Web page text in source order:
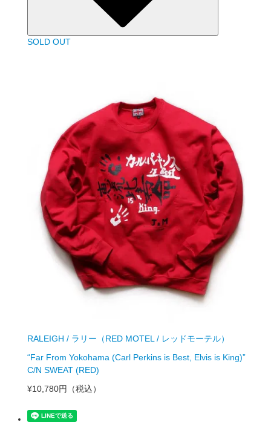
SOLD OUT
RALEIGH / ラリー（RED MOTEL / レッドモーテル）
“Far From Yokohama (Carl Perkins is Best, Elvis is King)”
C/N SWEAT (RED)
¥10,780円
（税込）